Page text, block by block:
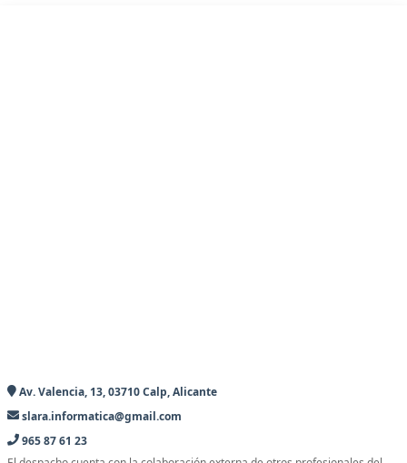
Av. Valencia, 13, 03710 Calp, Alicante
slara.informatica@gmail.com
965 87 61 23